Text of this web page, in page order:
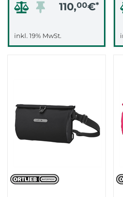
110,00€*
inkl. 19% MwSt.